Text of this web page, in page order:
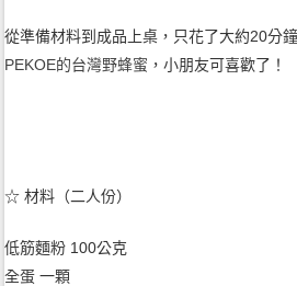
從準備材料到成品上桌，只花了大約20分
PEKOE的台灣野蜂蜜 ，小朋友可喜歡了！
☆ 材料（二人份）
低筋麵粉 100公克
全蛋 一顆